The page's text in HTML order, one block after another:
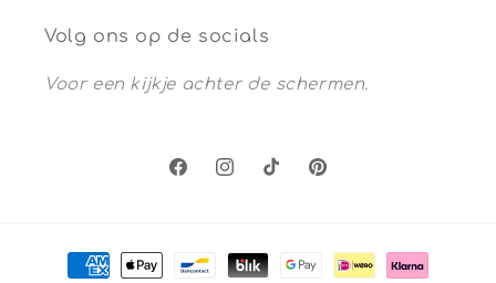
Volg ons op de socials
Voor een kijkje achter de schermen.
FacebookInstagram
TikTok Pinterest
Betaalmethoden